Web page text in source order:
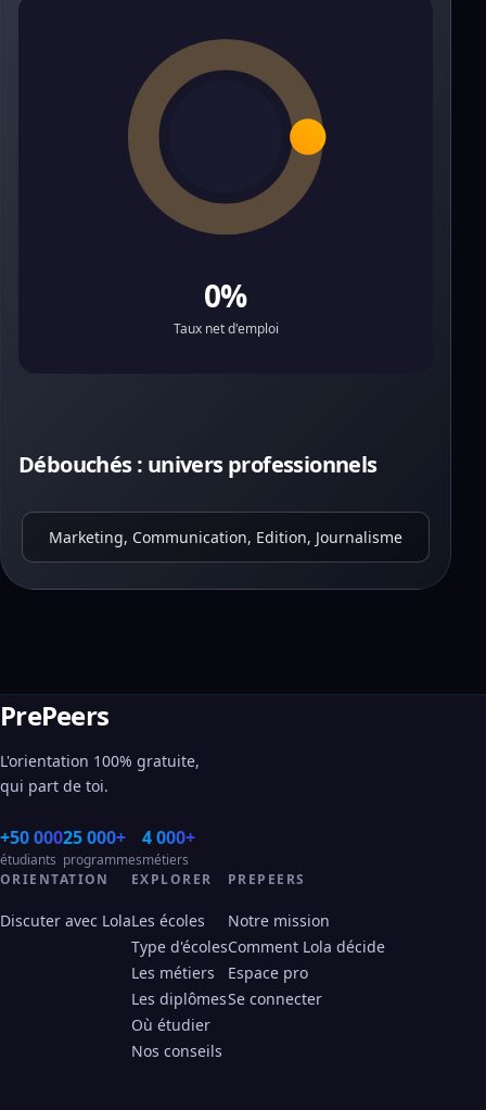
0%
Taux net d'emploi
Débouchés : univers professionnels
Marketing, Communication, Edition, Journalisme
PrePeers
L'orientation 100% gratuite,
qui part de toi.
+50 000
étudiants
25 000+
programmes
4 000+
métiers
ORIENTATION
Discuter avec Lola
EXPLORER
Les écoles
Type d'écoles
Les métiers
Les diplômes
Où étudier
Nos conseils
PREPEERS
Notre mission
Comment Lola décide
Espace pro
Se connecter